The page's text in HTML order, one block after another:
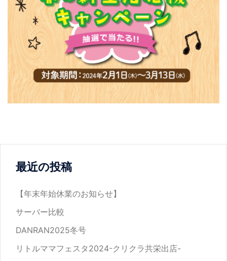
最近の投稿
【年末年始休業のお知らせ】
サーバー比較
DANRAN2025冬号
リトルママフェスタ2024-クリクラ共栄出店-